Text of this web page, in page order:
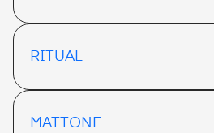
RITUAL
MATTONE